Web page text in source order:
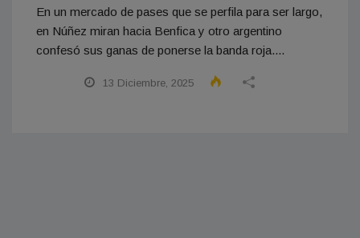
En un mercado de pases que se perfila para ser largo,
en Núñez miran hacia Benfica y otro argentino
confesó sus ganas de ponerse la banda roja....
13 Diciembre, 2025